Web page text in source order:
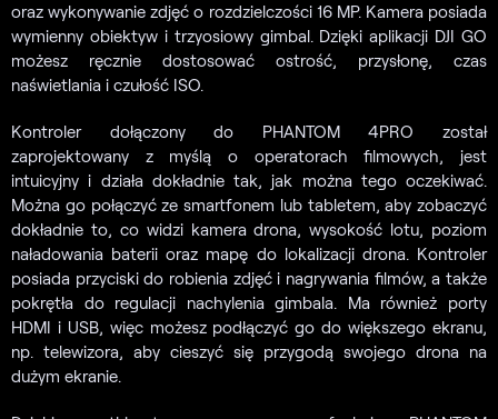
oraz wykonywanie zdjęć o rozdzielczości 16 MP. Kamera posiada
wymienny obiektyw i trzyosiowy gimbal. Dzięki aplikacji DJI GO
możesz ręcznie dostosować ostrość, przysłonę, czas
naświetlania i czułość ISO.
Kontroler dołączony do PHANTOM 4PRO został
zaprojektowany z myślą o operatorach filmowych, jest
intuicyjny i działa dokładnie tak, jak można tego oczekiwać.
Można go połączyć ze smartfonem lub tabletem, aby zobaczyć
dokładnie to, co widzi kamera drona, wysokość lotu, poziom
naładowania baterii oraz mapę do lokalizacji drona. Kontroler
posiada przyciski do robienia zdjęć i nagrywania filmów, a także
pokrętła do regulacji nachylenia gimbala. Ma również porty
HDMI i USB, więc możesz podłączyć go do większego ekranu,
np. telewizora, aby cieszyć się przygodą swojego drona na
dużym ekranie.